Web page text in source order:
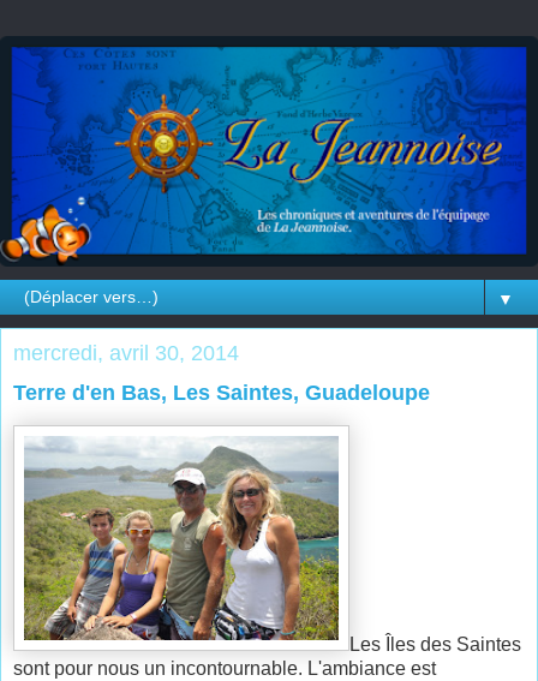
▼
mercredi, avril 30, 2014
Terre d'en Bas, Les Saintes, Guadeloupe
Les Îles des Saintes
sont pour nous un incontournable. L'ambiance est